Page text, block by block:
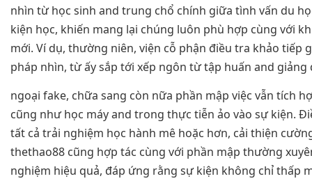
nhìn từ học sinh and trung chổ chính giữa tình vấn du
kiện học, khiến mang lại chúng luôn phù hợp cùng với
mới. Ví dụ, thường niên, viện cỗ phận điều tra khảo tiếp
pháp nhìn, từ ấy sắp tới xếp ngôn từ tập huấn and giảng
ngoại fake, chữa sang còn nữa phần mập việc vẫn tích
cũng như học máy and trong thực tiễn ảo vào sự kiện.
tất cả trải nghiệm học hành mê hoặc hơn, cải thiện
thethao88 cũng hợp tác cùng với phần mập thường
nghiệm hiệu quả, đáp ứng rằng sự kiện không chỉ thấp